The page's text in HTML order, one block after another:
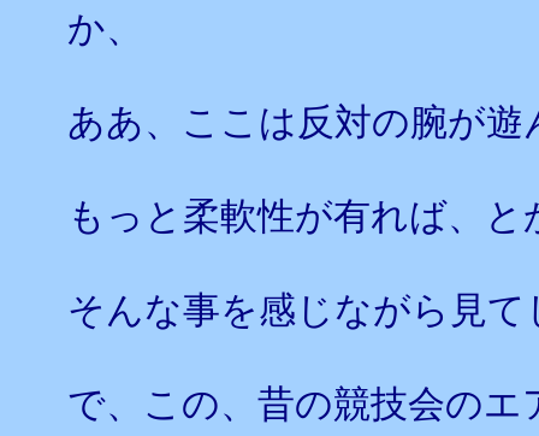
か、
ああ、ここは反対の腕が
もっと柔軟性が有れば、と
そんな事を感じながら見
で、この、昔の競技会の